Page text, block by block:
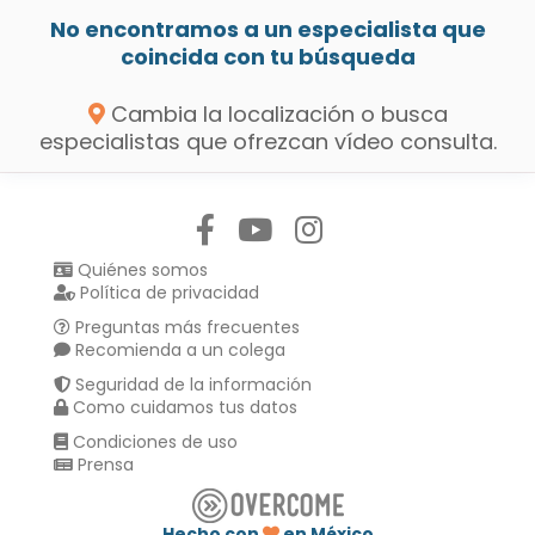
No encontramos a un especialista que
coincida con tu búsqueda
Cambia la localización o busca
especialistas que ofrezcan vídeo consulta.
Quiénes somos
Política de privacidad
Preguntas más frecuentes
Recomienda a un colega
Seguridad de la información
Como cuidamos tus datos
Condiciones de uso
Prensa